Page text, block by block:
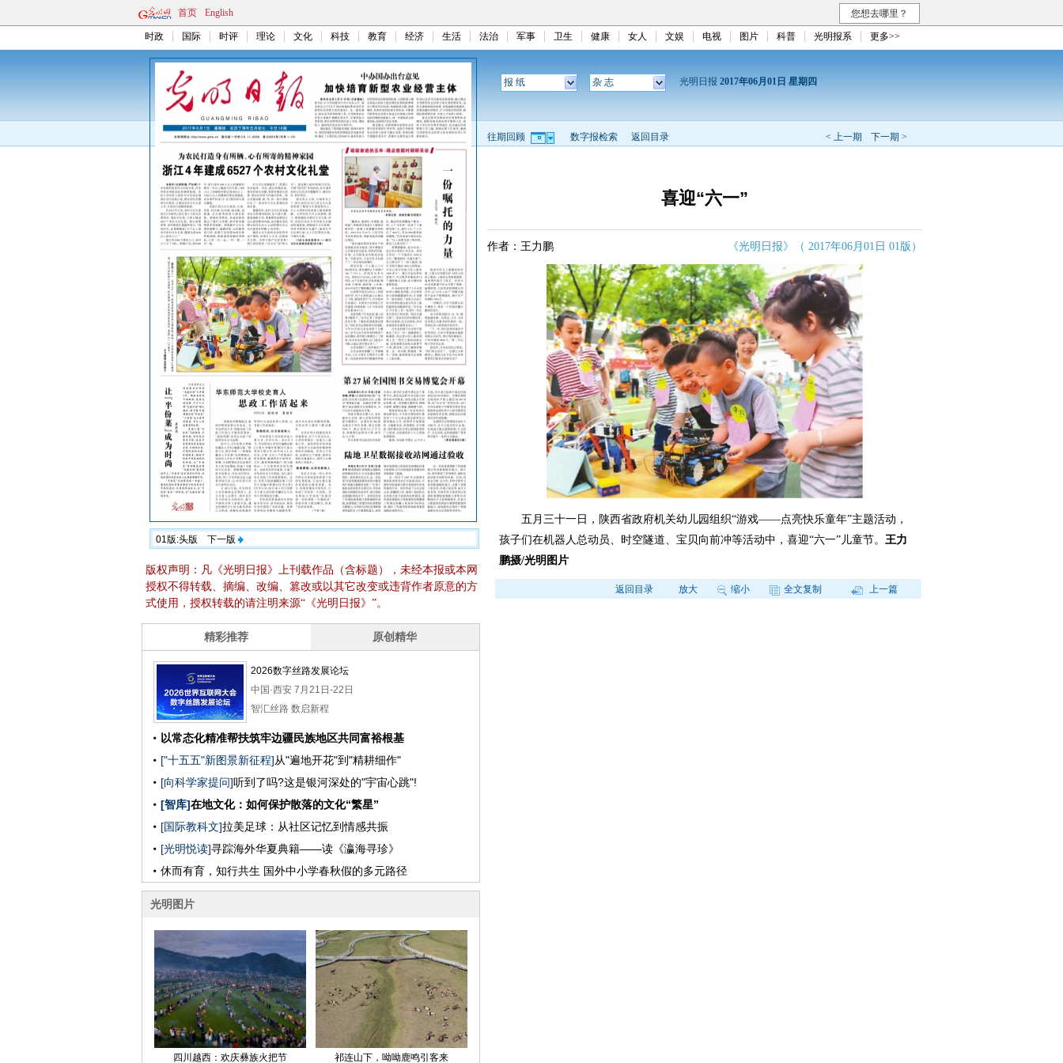
首页 English 您想去哪里？
时政 国际 时评 理论 文化 科技 教育 经济 生活 法治 军事 卫生 健康 女人 文娱 电视 图片 科普 光明报系 更多>>
01版:头版 下一版
版权声明：凡《光明日报》上刊载作品（含标题），未经本报或本网
授权不得转载、摘编、改编、篡改或以其它改变或违背作者原意的方
式使用，授权转载的请注明来源“《光明日报》”。
报 纸 杂 志 光明日报 2017年06月01日 星期四
< 上一期 下一期 >
往期回顾 数字报检索 返回目录
喜迎“六一”
作者：王力鹏 《光明日报》（ 2017年06月01日 01版）
五月三十一日，陕西省政府机关幼儿园组织“游戏——点亮快乐童年”主题活动，
孩子们在机器人总动员、时空隧道、宝贝向前冲等活动中，喜迎“六一”儿童节。 王力
鹏摄/光明图片
返回目录 放大 缩小 全文复制 上一篇